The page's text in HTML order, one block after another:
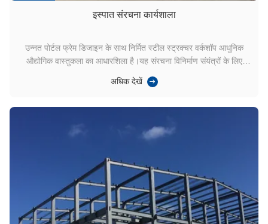
इस्पात संरचना कार्यशाला
उन्नत पोर्टल फ्रेम डिजाइन के साथ निर्मित स्टील स्ट्रक्चर वर्कशॉप आधुनिक
औद्योगिक वास्तुकला का आधारशिला है।यह संरचना विनिर्माण संयंत्रों के लिए
लगाते हैं। बेहतर हवा प्रतिरोध कठोर पर्यावरणीय परिस्थितियों का सामना करने के
अधिक देखें